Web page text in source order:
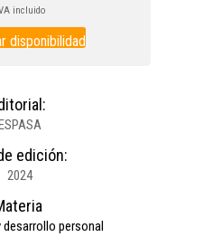
incluido
disponibilidad
edición:
2024
personal